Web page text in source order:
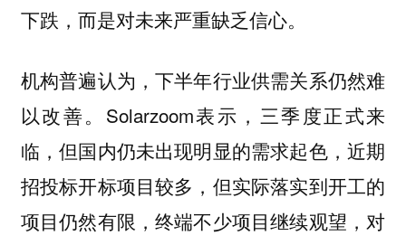
下跌，而是对未来严重缺乏信心。
机构普遍认为，下半年行业供需关系仍然难
以改善。Solarzoom表示，三季度正式来
临，但国内仍未出现明显的需求起色，近期
招投标开标项目较多，但实际落实到开工的
项目仍然有限，终端不少项目继续观望，对